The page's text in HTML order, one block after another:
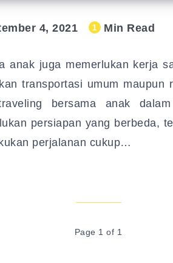
4, 2021 1 Min Read
anak juga memerlukan kerja
transportasi umum maupun
bersama anak
persiapan yang berbeda,
perjalanan cukup…
Page 1 of 1